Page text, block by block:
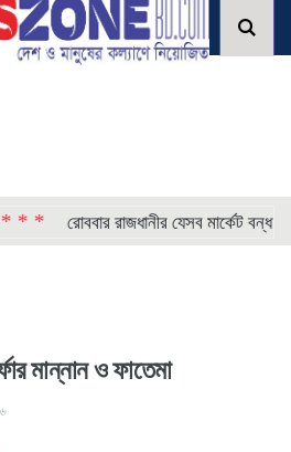
রোববার রাজধানীর যেসব মার্কেট বন্ধ *
মান্নান ও ফাতেমা